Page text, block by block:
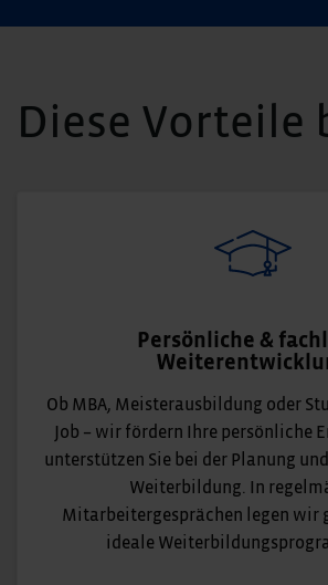
Diese Vorteile
Persönliche &
Ob MBA, Meisterausbildung oder
Job – wir fördern Ihre persönliche
unterstützen Sie bei der Planung
Weiterbildung. In
Mitarbeitergesprächen legen wir
ideale